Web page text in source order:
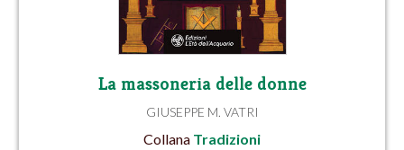
La massoneria delle donne
GIUSEPPE M. VATRI
Collana Tradizioni